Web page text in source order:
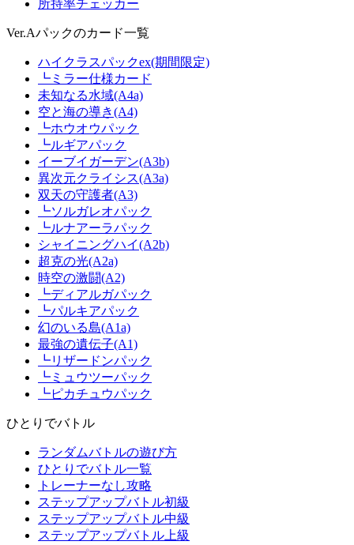
所持率チェッカー
Ver.Aパックのカード一覧
ハイクラスパックex(期間限定)
┗ミラー仕様カード
未知なる水域(A4a)
空と海の導き(A4)
┗ホウオウパック
┗ルギアパック
イーブイガーデン(A3b)
異次元クライシス(A3a)
双天の守護者(A3)
┗ソルガレオパック
┗ルナアーラパック
シャイニングハイ(A2b)
超克の光(A2a)
時空の激闘(A2)
┗ディアルガパック
┗パルキアパック
幻のいる島(A1a)
最強の遺伝子(A1)
┗リザードンパック
┗ミュウツーパック
┗ピカチュウパック
ひとりでバトル
ランダムバトルの遊び方
ひとりでバトル一覧
トレーナーなし攻略
ステップアップバトル初級
ステップアップバトル中級
ステップアップバトル上級